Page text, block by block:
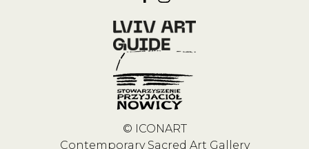
© ICONART
Contemporary Sacred Art Gallery